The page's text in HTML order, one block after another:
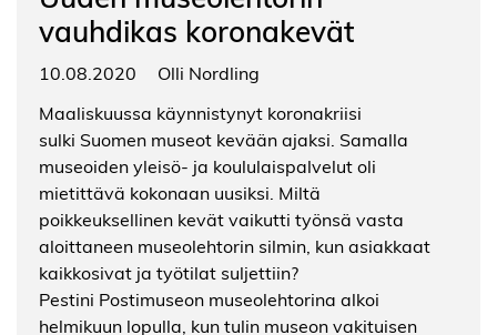
vauhdikas koronakevät
10.08.2020
Olli Nordling
Maaliskuussa käynnistynyt koronakriisi
sulki Suomen museot kevään ajaksi. Samalla
museoiden yleisö- ja koululaispalvelut oli
mietittävä kokonaan uusiksi. Miltä
poikkeuksellinen kevät vaikutti työnsä vasta
aloittaneen museolehtorin silmin, kun asiakkaat
kaikkosivat ja työtilat suljettiin?
Pestini Postimuseon museolehtorina alkoi
helmikuun lopulla, kun tulin museon vakituisen